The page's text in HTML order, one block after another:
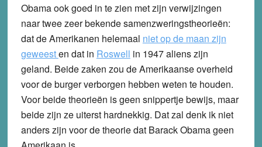
Obama ook goed in te zien met zijn verwijzingen
naar twee zeer bekende samenzweringstheorieën:
dat de Amerikanen helemaal niet op de maan zijn
geweesten dat in Roswell in 1947 aliens zijn
geland. Beide zaken zou de Amerikaanse overheid
voor de burger verborgen hebben weten te houden.
Voor beide theorieën is geen snippertje bewijs, maar
beide zijn ze uiterst hardnekkig. Dat zal denk ik niet
anders zijn voor de theorie dat Barack Obama geen